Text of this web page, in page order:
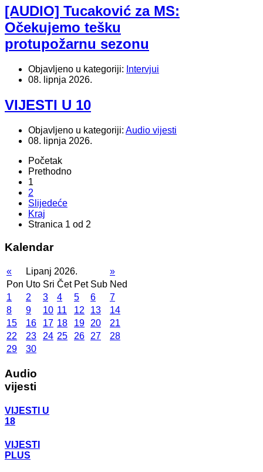
[AUDIO] Tucaković za MS:
Očekujemo tešku
protupožarnu sezonu
Objavljeno u kategoriji: Intervjui
08. lipnja 2026.
VIJESTI U 10
Objavljeno u kategoriji: Audio vijesti
08. lipnja 2026.
Početak
Prethodno
1
2
Slijedeće
Kraj
Stranica 1 od 2
Kalendar
« Lipanj 2026.
»
Pon Uto Sri Čet Pet Sub Ned
1
2 3 4 5 6
7
8
9 10 11 12 13
14
15
16 17 18 19 20
21
22
23 24 25 26 27
28
29
30
Audio
vijesti
VIJESTI U
18
VIJESTI
PLUS